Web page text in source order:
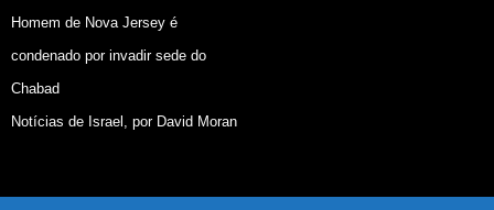
Homem de Nova Jersey é
condenado por invadir sede do
Chabad
Notícias de Israel, por David Moran